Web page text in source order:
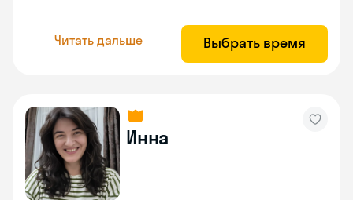
Читать дальше Выбрать время
Инна